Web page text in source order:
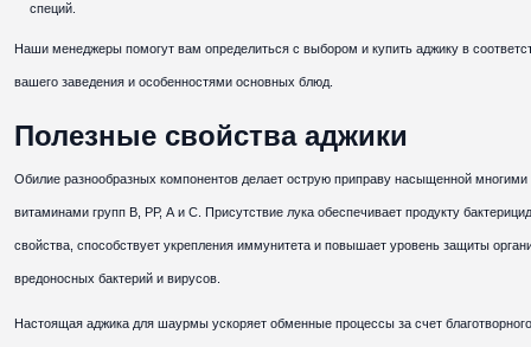
специй.
Наши менеджеры помогут вам определиться с выбором и купить аджику в
вашего заведения и особенностями основных блюд.
Полезные свойства аджики
Обилие разнообразных компонентов делает острую приправу насыщенной многими
витаминами групп В, РР, А и С. Присутствие лука обеспечивает продукту
свойства, способствует укрепления иммунитета и повышает уровень защиты
вредоносных бактерий и вирусов.
Настоящая аджика для шаурмы ускоряет обменные процессы за счет благотворного